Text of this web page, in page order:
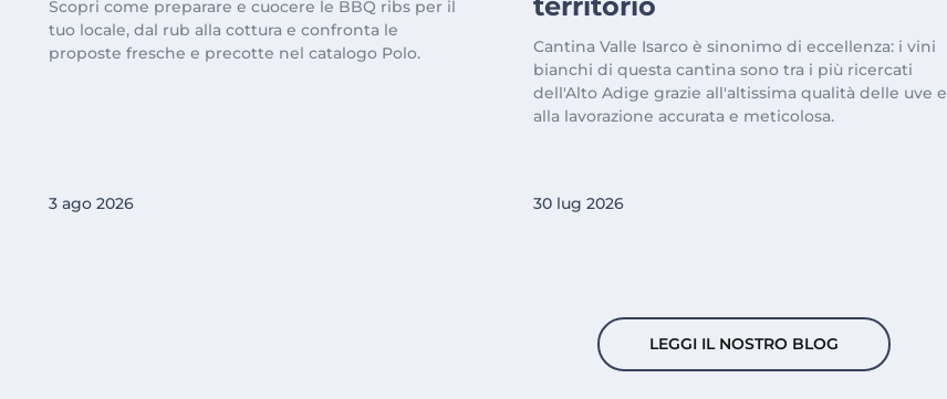
Scopri come preparare e cuocere le BBQ ribs per il
tuo locale, dal rub alla cottura e confronta le
proposte fresche e precotte nel catalogo Polo.
3 ago 2026
Cantina Valle Isarco è sinonimo di eccellenza: i vini
bianchi di questa cantina sono tra i più ricercati
dell'Alto Adige grazie all'altissima qualità delle uve e
alla lavorazione accurata e meticolosa.
30 lug 2026
LEGGI IL NOSTRO BLOG